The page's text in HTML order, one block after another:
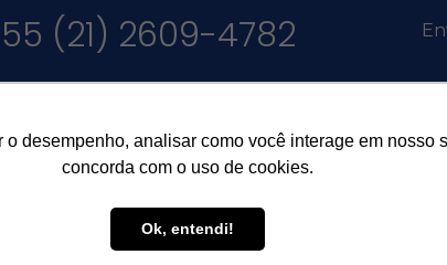
desempenho, analisar como você interage em nosso
concorda com o uso de cookies.
Ok, entendi!
(21) 2609-4782